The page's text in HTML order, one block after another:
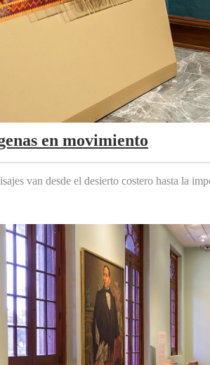
en movimiento
van desde el desierto costero hasta la